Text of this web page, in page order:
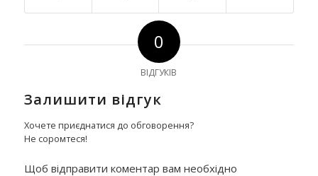
0
ВІДГУКІВ
Залишити відгук
Хочете приєднатися до обговорення?
Не соромтеся!
Щоб відправити коментар вам необхідно